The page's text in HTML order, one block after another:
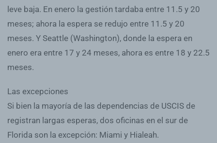
leve baja. En enero la gestión tardaba entre 11.5 y 20
meses; ahora la espera se redujo entre 11.5 y 20
meses. Y Seattle (Washington), donde la espera en
enero era entre 17 y 24 meses, ahora es entre 18 y 22.5
meses.
Las excepciones
Si bien la mayoría de las dependencias de USCIS de
registran largas esperas, dos oficinas en el sur de
Florida son la excepción: Miami y Hialeah.